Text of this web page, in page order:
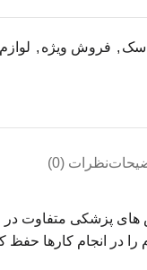
, فروش ویژه ,
نظرات (0)
پزشکی متفاوت در
در انجام کارها